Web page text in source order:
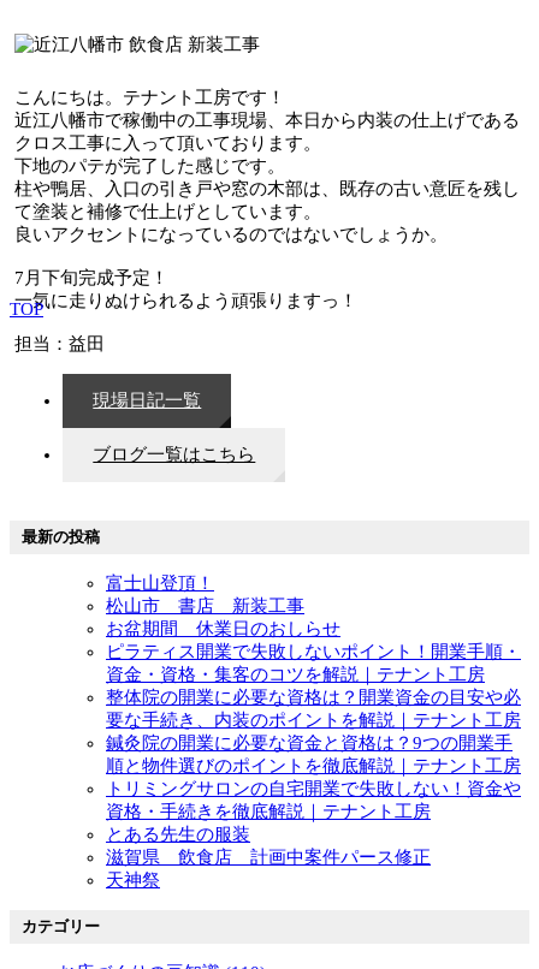
TOP
こんにちは。テナント工房です！
近江八幡市で稼働中の工事現場、本日から内装の仕上げである
クロス工事に入って頂いております。
下地のパテが完了した感じです。
柱や鴨居、入口の引き戸や窓の木部は、既存の古い意匠を残し
て塗装と補修で仕上げとしています。
良いアクセントになっているのではないでしょうか。
7月下旬完成予定！
一気に走りぬけられるよう頑張りますっ！
担当：益田
現場日記一覧
ブログ一覧はこちら
最新の投稿
富士山登頂！
松山市 書店 新装工事
お盆期間 休業日のおしらせ
ピラティス開業で失敗しないポイント！開業手順・
資金・資格・集客のコツを解説｜テナント工房
整体院の開業に必要な資格は？開業資金の目安や必
要な手続き、内装のポイントを解説｜テナント工房
鍼灸院の開業に必要な資金と資格は？9つの開業手
順と物件選びのポイントを徹底解説｜テナント工房
トリミングサロンの自宅開業で失敗しない！資金や
資格・手続きを徹底解説｜テナント工房
とある先生の服装
滋賀県 飲食店 計画中案件パース修正
天神祭
カテゴリー